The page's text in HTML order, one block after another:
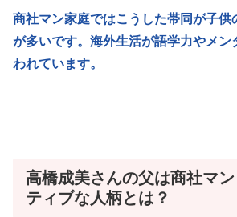
商社マン家庭ではこうした帯同が子供
が多いです。海外生活が語学力やメン
われています。
高橋成美さんの父は商社マ
ティブな人柄とは？